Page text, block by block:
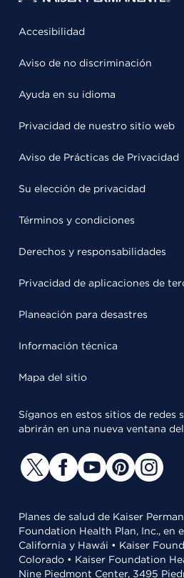
Accesibilidad
Aviso de no discriminación
Ayuda en su idioma
Privacidad de nuestro sitio web
Aviso de Prácticas de Privacidad
Su elección de privacidad
Términos y condiciones
Derechos y responsabilidades
Privacidad de aplicaciones de
Planeación para desastres
Información técnica
Mapa del sitio
Síganos en estos sitios de redes
abrirán en una nueva ventana
Planes de salud de Kaiser
Foundation Health Plan, Inc., en
California y Hawái • Kaiser
Colorado • Kaiser Foundation
Nine Piedmont Center, 3495